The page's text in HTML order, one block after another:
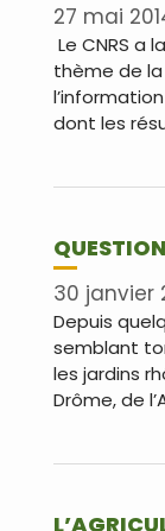
27 mai
Le CNRS a
thème de
dont les
30 janvier
Depuis
semblant
les jardins
Drôme, de